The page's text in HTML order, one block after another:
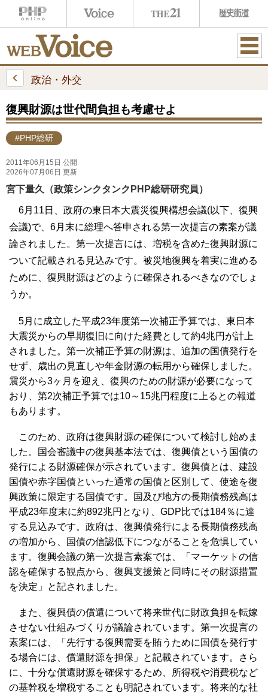
ME
政治・外交
復興財源は世代間負担も考慮せよ
#PHP総研
2011年06月15日 公開
2026年07月06日 更新
宮下量久（政策シンクタンクPHP総研研究員）
6月11日、政府の東日本大震災復興構想会議(以下、復興
会議)で、6月末に総理へ答申される第一次提言の素案が議
論されました。第一次提言には、増税を含めた復興財源に
ついて記載される見込みです。被災地復興を着実に進める
ために、復興財源はどのように確保されるべきなのでしょ
うか。
5月に成立した平成23年度第一次補正予算では、東日本
大震災からの早期復旧に向けた経費として約4兆円が計上
されました。第一次補正予算の財源は、追加の国債発行を
せず、歳出の見直しや年金財源の転用から確保しました。
震災から3ヶ月を迎え、復興のための財源が必要になって
おり、第2次補正予算では10～15兆円程度に上るとの報道
もあります。
このため、政府は復興財源の確保について検討し始めま
した。国会審議中の復興基本法では、復興債という国債の
発行による財源確保が示されています。復興債とは、建設
国債や赤字国債といった通常の国債と区別して、使途を復
興政策に限定する国債です。国及び地方の長期債務残高は
平成23年度末に約892兆円となり、GDP比では184％に達
する見込みです。政府は、復興債発行による長期債務残高
の増加から、国債の信認低下につながることを危惧してい
ます。復興会議の第一次提言素案では、「マーケットの信
認を確保する観点から、復興支援策と同時にその財源措置
を決定」と記されました。
また、復興債の償還について将来世代に財政負担を転嫁
させない仕組みづくりが議論されています。第一次提言の
素案には、「先行する復興需要を賄うために国債を発行す
る場合には、償還財源を担保」と記載されています。さら
に、十分な償還財源を確保するため、所得税や消費税など
の基幹税を増税することも明記されています。将来的な社